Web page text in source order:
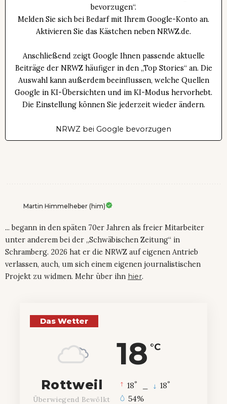
bevorzugen“.
Melden Sie sich bei Bedarf mit Ihrem Google-Konto an.
Aktivieren Sie das Kästchen neben NRWZ.de.
Anschließend zeigt Google Ihnen passende aktuelle
Beiträge der NRWZ häufiger in den „Top Stories“ an. Die
Auswahl kann außerdem beeinflussen, welche Quellen
Google in KI-Übersichten und im KI-Modus hervorhebt.
Die Einstellung können Sie jederzeit wieder ändern.
NRWZ bei Google bevorzugen
Martin Himmelheber (him)
... begann in den späten 70er Jahren als freier Mitarbeiter
unter anderem bei der „Schwäbischen Zeitung“ in
Schramberg. 2026 hat er die NRWZ auf eigenen Antrieb
verlassen, auch, um sich einem eigenen journalistischen
Projekt zu widmen. Mehr über ihn hier.
Das Wetter
18 °C
Rottweil
Überwiegend Bewölkt
18° 18°
54%